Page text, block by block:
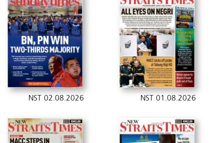
NST 02.08.2026 NST 01.08.2026